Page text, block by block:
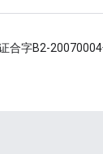
ICP证合字B2-